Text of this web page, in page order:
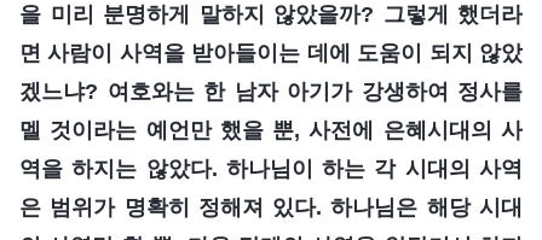
을 미리 분명하게 말하지 않았을까? 그렇게 했더라
면 사람이 사역을 받아들이는 데에 도움이 되지 않았
겠느냐? 여호와는 한 남자 아기가 강생하여 정사를
멜 것이라는 예언만 했을 뿐, 사전에 은혜시대의 사
역을 하지는 않았다. 하나님이 하는 각 시대의 사역
은 범위가 명확히 정해져 있다. 하나님은 해당 시대